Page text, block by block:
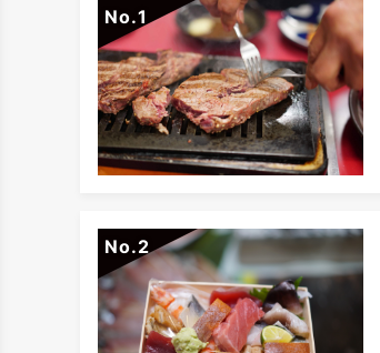
No.
No.